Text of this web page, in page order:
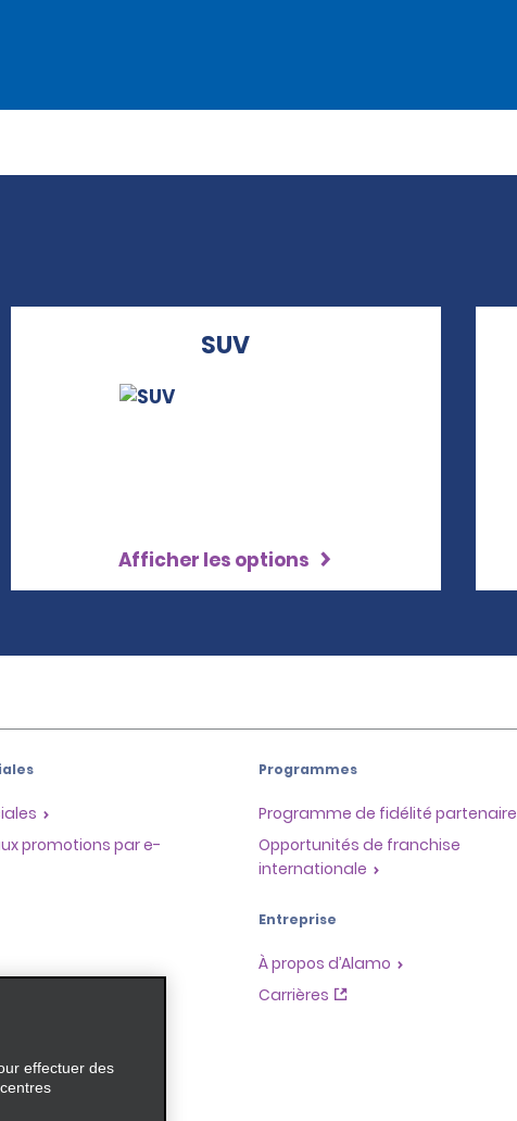
SUV
Afficher les options
promotions par e-
Programmes
Programme de fidélité partenaire
Opportunités de franchise
internationale
Entreprise
À propos d’Alamo
Carrières
effectuer des